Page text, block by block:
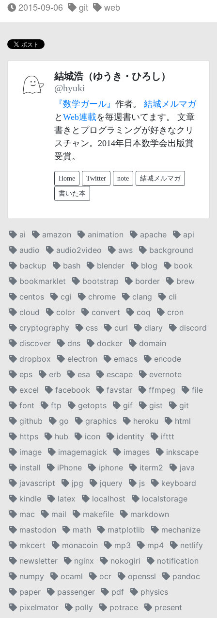
2015-09-06 git web
結城浩（ゆうき・ひろし）
@hyuki
『数学ガール』 作者。 結城メルマガ
と Web連載を毎週書いてます。 文章
書きとプログラミングが好きなクリ
スチャン。2014年日本数学会出版賞
受賞。
Home Twitter note 結城メルマガ
書いた本
ai amazon animation apache
api
audio
audio2video aws
background
backup
bash blender blog
book
bookmarklet
bootstrap border
brew
centos
cgi chrome clang
cli
cloud
color convert coq
cron
cryptography
css curl diary
discord
discover
dns docker
domain
dropbox
electron emacs
encode
eps
erb esa escape
evernote
excel
facebook favstar ffmpeg
file
font
ftp getopts gif gist
git
github
go graphics heroku
html
https
hub icon identity
ifttt
image
imagemagick images
inkscape
install
iPhone iphone iterm2
java
javascript
jpg jquery js
keyboard
kindle
latex localhost
localstorage
mac
mail makefile
markdown
mastodon
math matplotlib
mechanize
mkcert
monacoin mp3 mp4
netlify
newsletter
nginx nokogiri
notification
numpy
ocaml ocr openssl
pandoc
paper
passenger pdf
physics
pixelmator
polly potrace present